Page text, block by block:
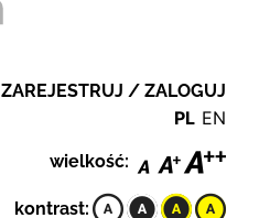
ZAREJESTRUJ / ZALOGUJ
PL EN
wielkość:
kontrast: